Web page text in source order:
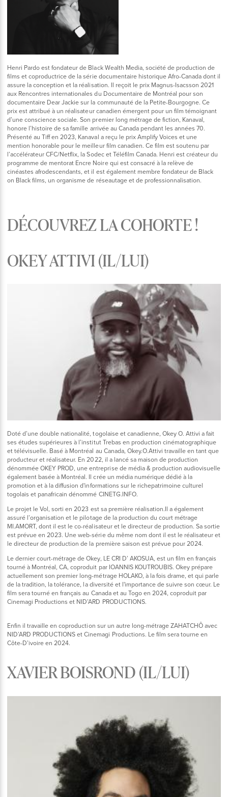
Henri Pardo est fondateur de Black Wealth Media, société de production de
films et coproductrice de la série documentaire historique Afro-Canada dont il
assure la conception et la réalisation. Il reçoit le prix Magnus-Isacsson 2021
aux Rencontres internationales du Documentaire de Montréal pour son
documentaire Dear Jackie sur la communauté de la Petite-Bourgogne. Ce
prix est attribué à un réalisateur canadien émergent pour un film témoignant
d’une conscience sociale. Son premier long métrage de fiction, Kanaval,
honore l’histoire de sa famille arrivée au Canada pendant les années 70.
Présenté au Tiff en 2023, Kanaval a reçu le prix Amplify Voices et une
mention honorable pour le meilleur film canadien. Ce film est soutenu par
l’accélérateur CFC/Netflix, la Sodec et Téléfilm Canada. Henri est créateur du
programme de mentorat Encre Noire qui est consacré à la relève de
cinéastes afrodescendants, et il est également membre fondateur de Black
on Black films, un organisme de réseautage et de professionnalisation.
DÉCOUVREZ LA COHORTE !
OKEY ATTIVI (IL/LUI)
Doté d’une double nationalité, togolaise et canadienne, Okey O. Attivi a fait
ses études supérieures à l’institut Trebas en production cinématographique
et télévisuelle. Basé à Montréal au Canada, Okey.O.Attivi travaille en tant que
producteur et réalisateur. En 2022, il a lancé sa maison de production
dénommée OKEY PROD, une entreprise de média & production audiovisuelle
également basée à Montréal. Il crée un média numérique dédié à la
promotion et à la diffusion d'informations sur le richepatrimoine culturel
togolais et panafricain dénommé CINETG.INFO.
Le projet le Vol, sorti en 2023 est sa première réalisation.Il a également
assuré l’organisation et le pilotage de la production du court métrage
MI.AMORT, dont il est le co-réalisateur et le directeur de production. Sa sortie
est prévue en 2023. Une web-série du même nom dont il est le réalisateur et
le directeur de production de la première saison est prévue pour 2024.
Le dernier court-métrage de Okey, LE CRI D’ AKOSUA, est un film en français
tourné à Montréal, CA, coproduit par IOANNIS KOUTROUBIS. Okey prépare
actuellement son premier long-métrage HOLAKO, à la fois drame, et qui parle
de la tradition, la tolérance, la diversité et l'importance de suivre son cœur. Le
film sera tourné en français au Canada et au Togo en 2024, coproduit par
Cinemagi Productions et NID’ARD PRODUCTIONS.
Enfin il travaille en coproduction sur un autre long-métrage ZAHATCHÔ avec
NID’ARD PRODUCTIONS et Cinemagi Productions. Le film sera tourne en
Côte-D’ivoire en 2024.
XAVIER BOISROND (IL/LUI)